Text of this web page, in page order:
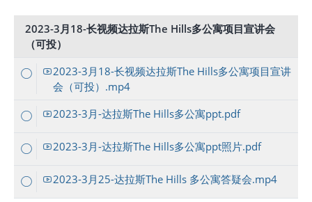
2023-3月18-长视频达拉斯The Hills多公寓项目宣讲会
（可投）
2023-3月18-长视频达拉斯The Hills多公寓项目宣讲
会（可投）.mp4
2023-3月-达拉斯The Hills多公寓ppt.pdf
2023-3月-达拉斯The Hills多公寓ppt照片.pdf
2023-3月25-达拉斯The Hills 多公寓答疑会.mp4